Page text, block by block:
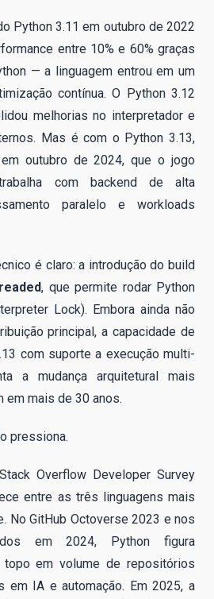
Python 3.11 em outubro de 2022
entre 10% e 60% graças
— a linguagem entrou em um
contínua. O Python 3.12
melhorias no interpretador e
Mas é com o Python 3.13,
outubro de 2024, que o jogo
com backend de alta
paralelo e workloads
é claro: a introdução do build
, que permite rodar Python
Lock). Embora ainda não
principal, a capacidade de
com suporte a execução multi-
a mudança arquitetural mais
em mais de 30 anos.
pressiona.
Overflow Developer Survey
entre as três linguagens mais
No GitHub Octoverse 2023 e nos
em 2024, Python figura
topo em volume de repositórios
em IA e automação. Em 2025, a